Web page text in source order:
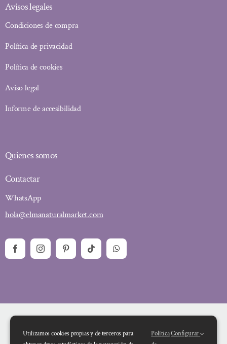
Avisos legales
Condiciones de compra
Política de privacidad
Política de cookies
Aviso legal
Informe de accesibilidad
Quienes somos
Contactar
WhatsApp
hola@elmanaturalmarket.com
Utilizamos cookies propias y de terceros para
PolíticaConfigurar